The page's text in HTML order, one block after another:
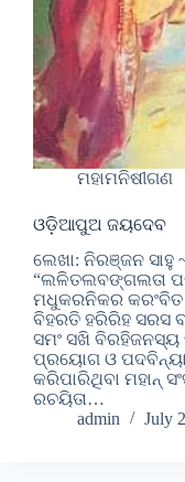
ମହାମନିଷୀଗଣ
ଓଡ଼ିଆପୁଅ ଜୟଦେବ
ଲେଖା: ନିରଞ୍ଜନ
“ଲଳିତଲବଙ୍ଗଲତା
ମଧୁକରନିକର କର‍ଂବିତ
ବିହରତି ହରିରିହ ସରସ
ସମଂ ସଖି
ପ୍ରୟୋଗ ଓ
କରିପାରିଥିବା ମହାନ୍
ରଚୟିତା…
admin
July